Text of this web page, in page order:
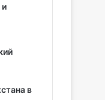
и
в